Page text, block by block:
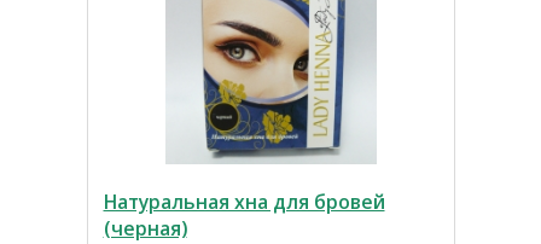
Натуральная хна для бровей
(черная)